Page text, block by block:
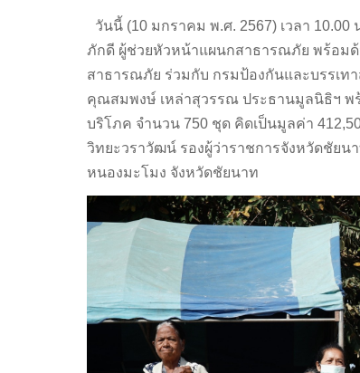
วันนี้ (10 มกราคม พ.ศ. 2567) เวลา
ภักดี ผู้ช่วยหัวหน้าแผนกสาธารณภัย พร้อมด้
สาธารณภัย ร่วมกับ กรมป้องกันและบรรเ
คุณสมพงษ์ เหล่าสุวรรณ ประธานมูลนิธิฯ
บริโภค จำนวน 750 ชุด คิดเป็นมูลค่า
วิทยะวราวัฒน์ รองผู้ว่าราชการจังหวัดชัยน
หนองมะโมง จังหวัดชัยนาท